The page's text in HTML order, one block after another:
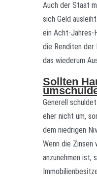
Auch der Staat
sich Geld
ein Acht-Jahres-
die Renditen der
das wiederum
Sollten
Generell
eher nicht um,
dem niedrigen
Wenn die
anzunehmen ist,